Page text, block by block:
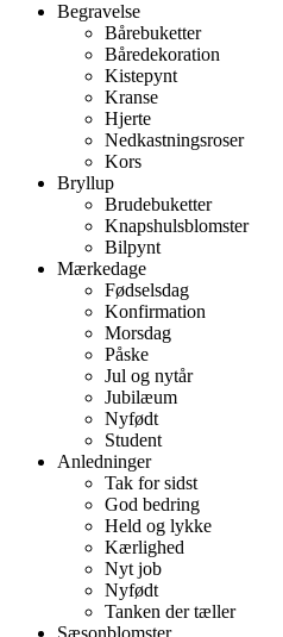
Begravelse
Bårebuketter
Båredekoration
Kistepynt
Kranse
Hjerte
Nedkastningsroser
Kors
Bryllup
Brudebuketter
Knapshulsblomster
Bilpynt
Mærkedage
Fødselsdag
Konfirmation
Morsdag
Påske
Jul og nytår
Jubilæum
Nyfødt
Student
Anledninger
Tak for sidst
God bedring
Held og lykke
Kærlighed
Nyt job
Nyfødt
Tanken der tæller
Sæsonblomster